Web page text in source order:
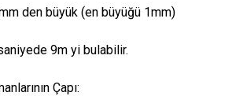
den büyük (en büyüğü 1mm)
9m yi bulabilir.
Çapı: